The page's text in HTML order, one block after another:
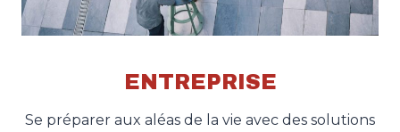
ENTREPRISE
Se préparer aux aléas de la vie avec des solutions